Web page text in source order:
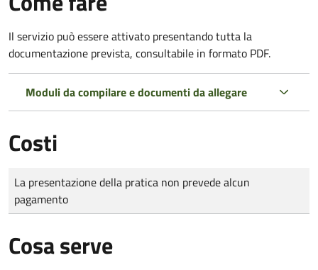
Il servizio può essere attivato presentando tutta la
documentazione prevista, consultabile in formato PDF.
Moduli da compilare e documenti da allegare
Costi
Tipo di pagamento
Importo
La presentazione della pratica non prevede alcun
pagamento
Cosa serve